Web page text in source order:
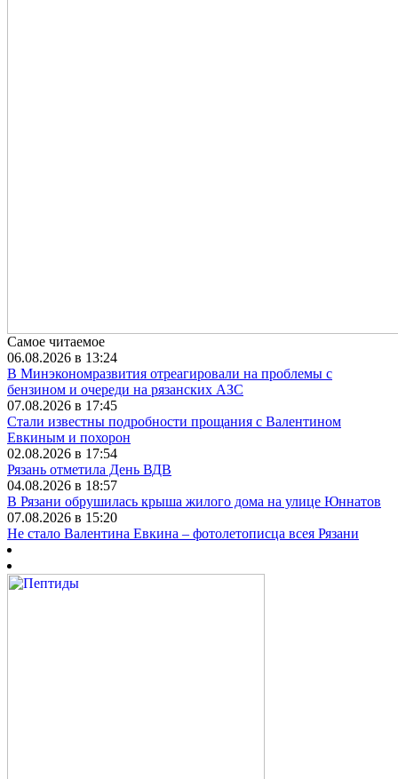
Самое читаемое
06.08.2026 в 13:24
В Минэкономразвития отреагировали на проблемы с
бензином и очереди на рязанских АЗС
07.08.2026 в 17:45
Стали известны подробности прощания с Валентином
Евкиным и похорон
02.08.2026 в 17:54
Рязань отметила День ВДВ
04.08.2026 в 18:57
В Рязани обрушилась крыша жилого дома на улице Юннатов
07.08.2026 в 15:20
Не стало Валентина Евкина – фотолетописца всея Рязани